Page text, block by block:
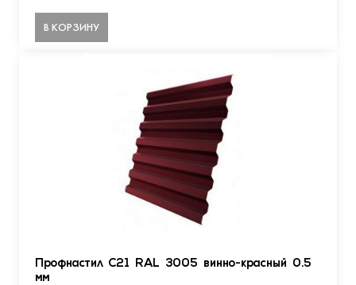
В КОРЗИНУ
Профнастил С21 RAL 3005 винно-красный 0.5
мм